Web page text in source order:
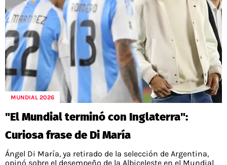
MUNDIAL 2026
"El Mundial terminó con Inglaterra":
Curiosa frase de Di María
Ángel Di María, ya retirado de la selección de Argentina,
opinó sobre el desempeño de la Albiceleste en el Mundial